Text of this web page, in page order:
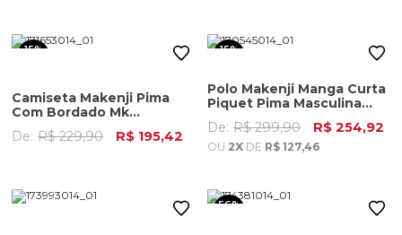
15%
Camiseta Makenji Pima
Com Bordado Mk
Masculina Areia
De: R$ 229,90 R$ 195,42
15%
Polo Makenji Manga Curta
Piquet Pima Masculina
De: R$ 299,90 R$ 254,92
OU 2X DE R$ 127,46
56%